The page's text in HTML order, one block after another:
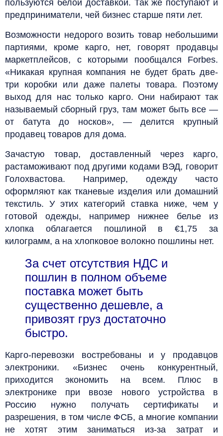
пользуются белой доставкой. Так же поступают и
предприниматели, чей бизнес старше пяти лет.
Возможности недорого возить товар небольшими
партиями, кроме карго, нет, говорят продавцы
маркетплейсов, с которыми пообщался Forbes.
«Никакая крупная компания не будет брать две-
три коробки или даже палеты товара. Поэтому
выход для нас только карго. Они набирают так
называемый сборный груз, там может быть все —
от батута до носков», — делится крупный
продавец товаров для дома.
Зачастую товар, доставленный через карго,
растаможивают под другими кодами ВЭД, говорит
Голохвастова. Например, одежду часто
оформляют как тканевые изделия или домашний
текстиль. У этих категорий ставка ниже, чем у
готовой одежды, например нижнее белье из
хлопка облагается пошлиной в €1,75 за
килограмм, а на хлопковое волокно пошлины нет.
За счет отсутствия НДС и
пошлин в полном объеме
поставка может быть
существенно дешевле, а
привозят груз достаточно
быстро.
Карго-перевозки востребованы и у продавцов
электроники. «Бизнес очень конкурентный,
приходится экономить на всем. Плюс в
электронике при ввозе нового устройства в
Россию нужно получать сертификаты и
разрешения, в том числе ФСБ, а многие компании
не хотят этим заниматься из-за затрат и